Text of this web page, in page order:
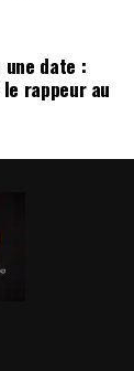
une date :
rappeur au